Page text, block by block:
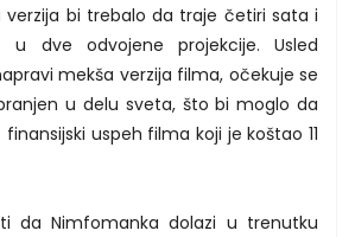
verzija bi trebalo da traje četiri sata i
u dve odvojene projekcije. Usled
mekša verzija filma, očekuje se
u delu sveta, što bi moglo da
uspeh filma koji je koštao 11
da Nimfomanka dolazi u trenutku